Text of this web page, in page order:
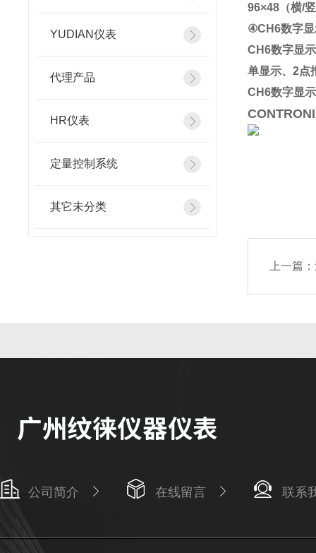
YUDIAN仪表
代理产品
HR仪表
定量控制系统
其它未分类
96×48（横/
④CH6数字显
CH6数字显
单显示、2点
CH6数字显
上一篇：
公司简介 在线留言 联系